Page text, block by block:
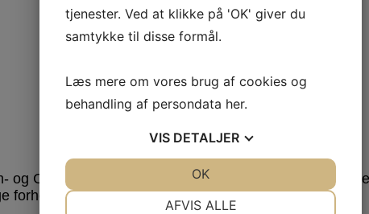
og Centralafrika. Træet kaldes også for Jerntræ pga.
forhold.
tjenester. Ved at klikke på 'OK' giver du
samtykke til disse formål.
Læs mere om vores brug af cookies og
behandling af persondata her.
VIS DETALJER
AFVIS ALLE
OK